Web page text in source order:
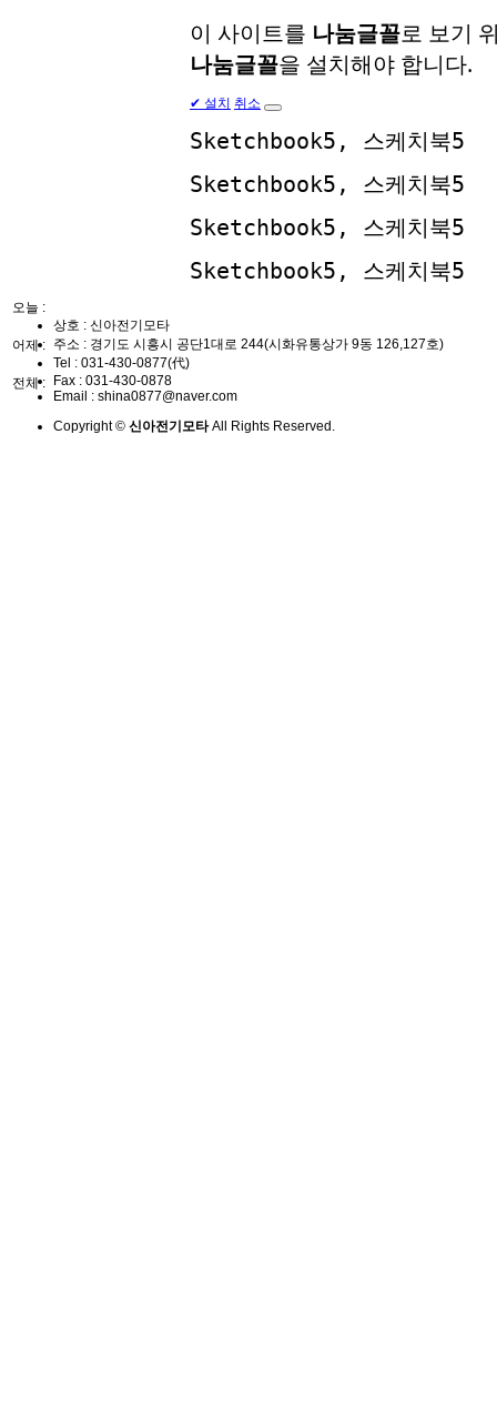
오늘 :
어제 :
전체 :
이 사이트를 나눔글꼴로 보기
나눔글꼴을 설치해야 합니다.
✔ 설치 취소
Sketchbook5, 스케치북5
Sketchbook5, 스케치북5
Sketchbook5, 스케치북5
Sketchbook5, 스케치북5
상호 : 신아전기모타
주소 : 경기도 시흥시 공단1대로 244(시화유통상가 9동 126,127호)
Tel : 031-430-0877(代)
Fax : 031-430-0878
Email : shina0877@naver.com
Copyright © 신아전기모타All Rights Reserved.